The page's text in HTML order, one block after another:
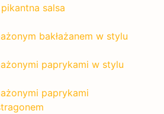
salsa
bakłażanem w stylu
paprykami w stylu
paprykami